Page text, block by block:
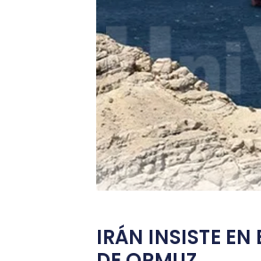
IRÁN INSISTE EN